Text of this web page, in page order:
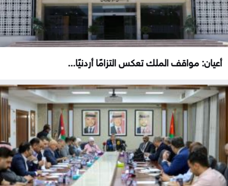
أعيان: مواقف الملك تعكس التزامًا أردنيًا...